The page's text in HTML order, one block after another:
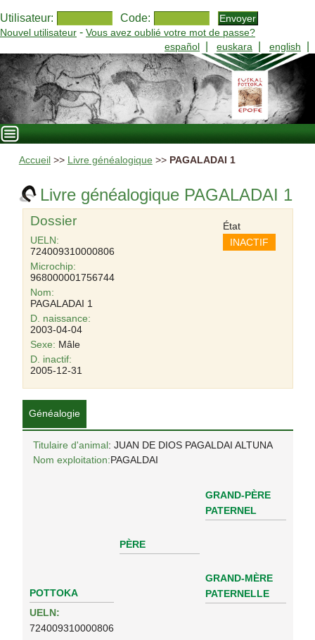
Utilisateur: Code:
Nouvel utilisateur - Vous avez oublié votre mot de passe?
español
euskara english
Accueil >> Livre généalogique >> PAGALADAI 1
Livre généalogique PAGALADAI 1
Dossier
UELN:
724009310000806
Microchip:
968000001756744
Nom:
PAGALADAI 1
D. naissance:
2003-04-04
Sexe: Mâle
État
INACTIF
D. inactif:
2005-12-31
Généalogie
Titulaire d'animal: JUAN DE DIOS PAGALDAI ALTUNA
Nom exploitation:PAGALDAI
POTTOKA
UELN:
724009310000806
PÈRE
GRAND-PÈRE
PATERNEL
GRAND-MÈRE
PATERNELLE